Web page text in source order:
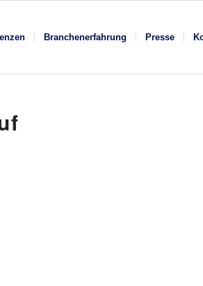
Branchenerfahrung Presse